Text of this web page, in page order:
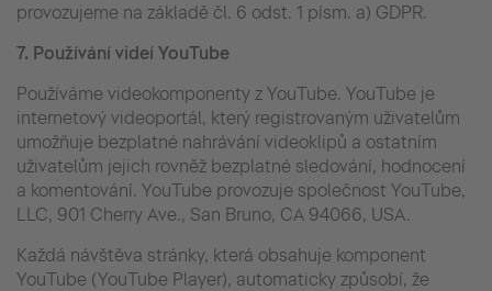
provozujeme na základě čl. 6 odst. 1 písm. a) GDPR.
7. Používání videí YouTube
Používáme videokomponenty z YouTube. YouTube je
internetový videoportál, který registrovaným uživatelům
umožňuje bezplatné nahrávání videoklipů a ostatním
uživatelům jejich rovněž bezplatné sledování, hodnocení
a komentování. YouTube provozuje společnost YouTube,
LLC, 901 Cherry Ave., San Bruno, CA 94066, USA.
Každá návštěva stránky, která obsahuje komponent
YouTube (YouTube Player), automaticky způsobí, že